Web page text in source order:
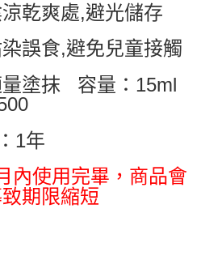
乾爽處,避光儲存
誤食,避免兒童接觸
塗抹 容量：15ml
1年
內使用完畢，商品會
期限縮短